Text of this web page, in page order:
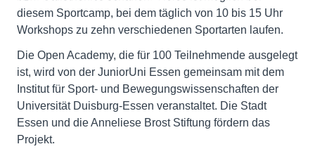
diesem Sportcamp, bei dem täglich von 10 bis 15 Uhr
Workshops zu zehn verschiedenen Sportarten laufen.
Die Open Academy, die für 100 Teilnehmende ausgelegt
ist, wird von der JuniorUni Essen gemeinsam mit dem
Institut für Sport- und Bewegungswissenschaften der
Universität Duisburg-Essen veranstaltet. Die Stadt
Essen und die Anneliese Brost Stiftung fördern das
Projekt.